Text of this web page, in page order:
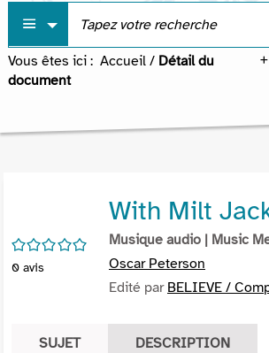
Vous êtes ici : Accueil / Détail du
document
/5
0 avis
With Milt
Musique audio | Music
Oscar Peterson
Edité par BELIEVE /
SUJET DESCRIPTION